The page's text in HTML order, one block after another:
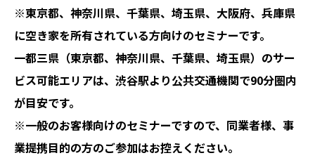
※東京都、神奈川県、千葉県、埼玉県、大阪府、兵庫県
に空き家を所有されている方向けのセミナーです。
一都三県（東京都、神奈川県、千葉県、埼玉県）のサー
ビス可能エリアは、渋谷駅より公共交通機関で90分圏内
が目安です。
※一般のお客様向けのセミナーですので、同業者様、事
業提携目的の方のご参加はお控えください。